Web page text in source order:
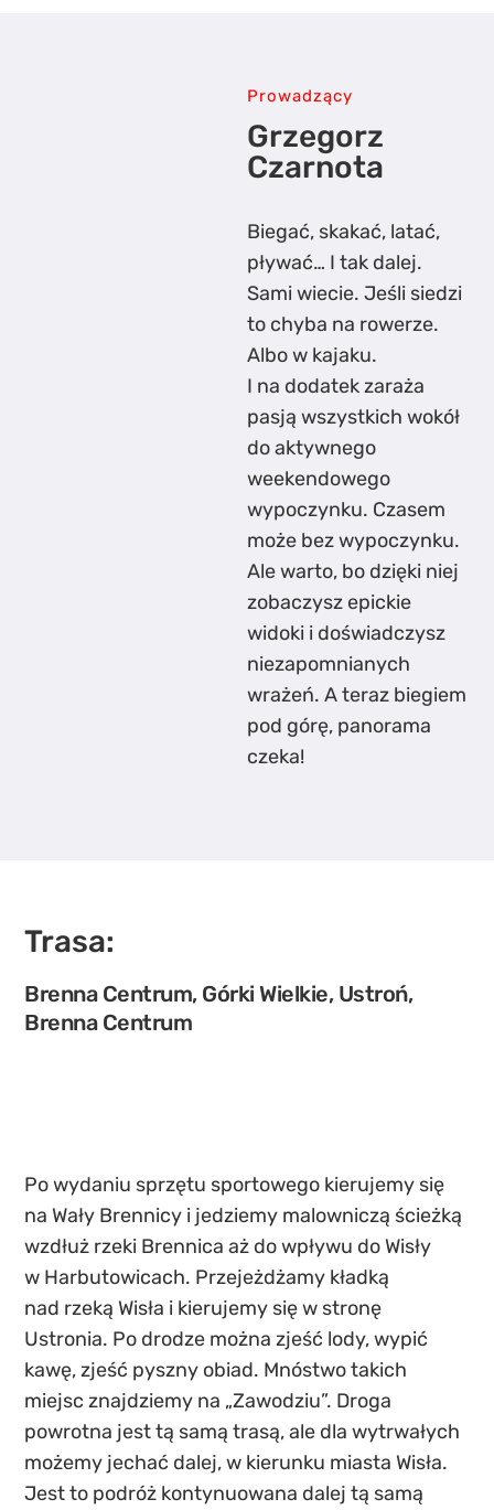
Prowadzący
Grzegorz
Czarnota
Biegać, skakać, latać,
pływać… I tak dalej.
Sami wiecie. Jeśli siedzi
to chyba na rowerze.
Albo w kajaku.
I na dodatek zaraża
pasją wszystkich wokół
do aktywnego
weekendowego
wypoczynku. Czasem
może bez wypoczynku.
Ale warto, bo dzięki niej
zobaczysz epickie
widoki i doświadczysz
niezapomnianych
wrażeń. A teraz biegiem
pod górę, panorama
czeka!
Trasa:
Brenna Centrum, Górki Wielkie, Ustroń,
Brenna Centrum
Po wydaniu sprzętu sportowego kierujemy się
na Wały Brennicy i jedziemy malowniczą ścieżką
wzdłuż rzeki Brennica aż do wpływu do Wisły
w Harbutowicach. Przejeżdżamy kładką
nad rzeką Wisła i kierujemy się w stronę
Ustronia. Po drodze można zjeść lody, wypić
kawę, zjeść pyszny obiad. Mnóstwo takich
miejsc znajdziemy na „Zawodziu”. Droga
powrotna jest tą samą trasą, ale dla wytrwałych
możemy jechać dalej, w kierunku miasta Wisła.
Jest to podróż kontynuowana dalej tą samą